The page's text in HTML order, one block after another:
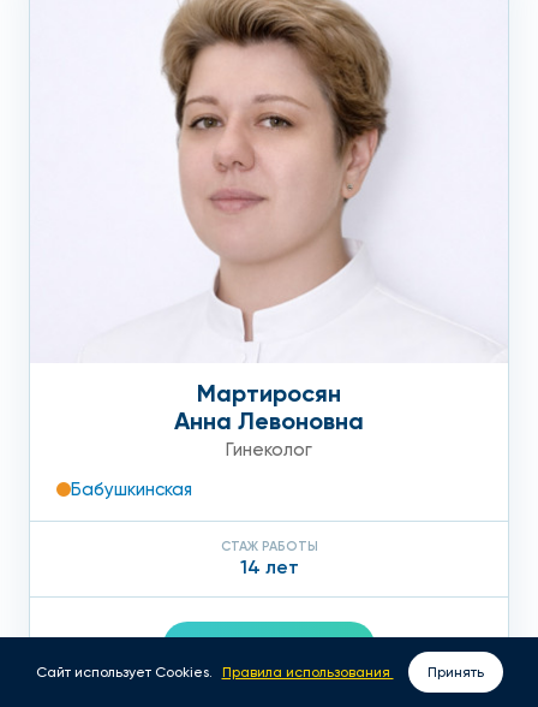
Мартиросян
Анна Левоновна
Гинеколог
Бабушкинская
СТАЖ РАБОТЫ
14 лет
Сайт использует Cookies.
Правила использования Принять
ВЫЗОВ ВРАЧА НА ДОМ ЗАПИСАТЬСЯ ОНЛАЙН